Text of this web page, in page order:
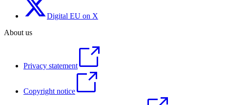
Digital EU on X
About us
Privacy statement
Copyright notice